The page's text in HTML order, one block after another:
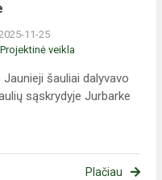
11-25
Projektinė veikla
šauliai dalyvavo
sąskrydyje Jurbarke
Plačiau